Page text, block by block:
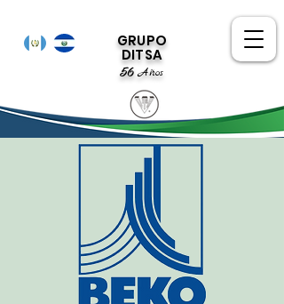
GRUPO
DITSA
56Años